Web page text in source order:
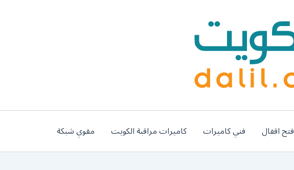
فتح اقفال فني كاميرات كاميرات مراقبة الكويت مقوي شبكة